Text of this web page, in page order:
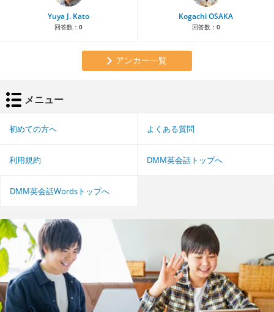
Yuya J. Kato
回答数： 0
Kogachi OSAKA
回答数： 0
アンカー一覧
メニュー
初めての方へ よくある質問
利用規約 DMM英会話トップへ
DMM英会話Wordsトップへ